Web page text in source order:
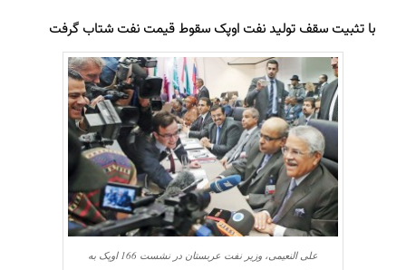
با تثبیت سقف تولید نفت اوپک سقوط قیمت نفت شتاب گرفت
علی النعیمی، وزیر نفت عربستان در نشست 166 اوپک به